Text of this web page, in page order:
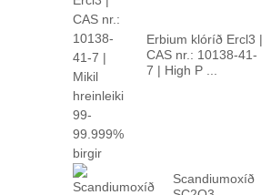
Erbium klóríð Ercl3 |
CAS nr.: 10138-41-
7 | High P ...
Scandiumoxíð